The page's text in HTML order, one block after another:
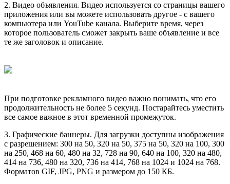
2. Видео объявления. Видео используется со страницы вашего
приложения или вы можете использовать другое - с вашего
компьютера или YouTube канала. Выберите время, через
которое пользователь сможет закрыть ваше объявление и все
те же заголовок и описание.
При подготовке рекламного видео важно понимать, что его
продолжительность не более 5 секунд. Постарайтесь уместить
все самое важное в этот временной промежуток.
3. Графические баннеры. Для загрузки доступны изображения
с разрешением: 300 на 50, 320 на 50, 375 на 50, 320 на 100, 300
на 250, 468 на 60, 480 на 32, 728 на 90, 640 на 100, 320 на 480,
414 на 736, 480 на 320, 736 на 414, 768 на 1024 и 1024 на 768.
Форматов GIF, JPG, PNG и размером до 150 КБ.